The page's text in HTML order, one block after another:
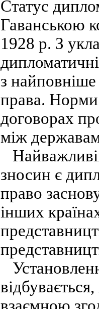
Статус
Гаванською
1928 р. З
з
права. Норми
договорах
між
зносин є
право
інших